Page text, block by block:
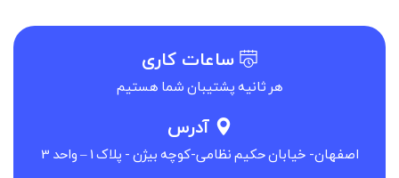
ساعات کاری
هر ثانیه پشتیبان شما هستیم
آدرس
اصفهان- خیابان حکیم نظامی-کوچه بیژن - پلاک 1 – واحد 3